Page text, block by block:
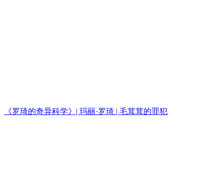
《罗琦的奇异科学》| 玛丽·罗琦 | 毛茸茸的罪犯